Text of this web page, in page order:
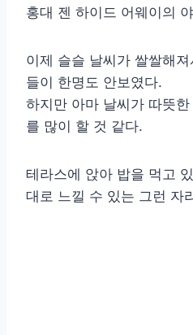
홍대 젠 하이드 어웨이의
이제 슬슬 날씨가 쌀쌀해
들이 한명도 안보였다.
하지만 아마 날씨가 따뜻
를 많이 할 것 같다.
테라스에 앉아 밥을 먹고
대로 느낄 수 있는 그런 자